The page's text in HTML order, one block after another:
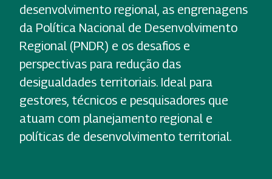
desenvolvimento regional, as engrenagens
da Política Nacional de Desenvolvimento
Regional (PNDR) e os desafios e
perspectivas para redução das
desigualdades territoriais. Ideal para
gestores, técnicos e pesquisadores que
atuam com planejamento regional e
políticas de desenvolvimento territorial.